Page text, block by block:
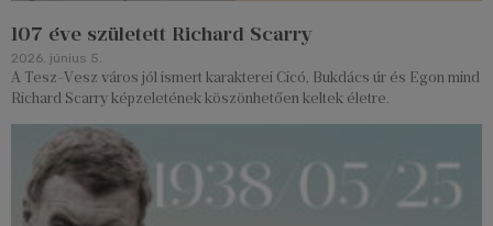
107 éve született Richard Scarry
2026. június 5.
A Tesz-Vesz város jól ismert karakterei Cicó, Bukdács úr és Egon mind
Richard Scarry képzeletének köszönhetően keltek életre.